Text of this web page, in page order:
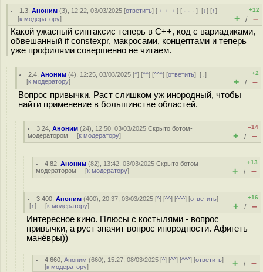
1.3 ,Аноним (3), 12:22, 03/03/2025 [ответить] [ ﹢﹢﹢] [ · · ·][↓] [↑]
[к модератору]
+12
+ / –
Какой ужасный синтаксис теперь в С++, код с вариадиками,
обвешанный if constexpr, макросами, концептами и теперь
уже профилями совершенно не читаем.
2.4 ,Аноним (4), 12:25, 03/03/2025 [^] [^^] [^^^] [ответить][↓]
[к модератору]
+2
+ / –
Вопрос привычки. Раст слишком уж инородный, чтобы
найти применение в большинстве областей.
3.24 ,Аноним (24), 12:50, 03/03/2025Скрыто ботом-
модератором [к модератору]
–14
+ / –
4.82 ,Аноним (82), 13:42, 03/03/2025Скрыто ботом-
модератором [к модератору]
+13
+ / –
3.400 ,Аноним (400), 20:37, 03/03/2025 [^] [^^] [^^^] [ответить]
[↑] [к модератору]
+16
+ / –
Интересное кино. Плюсы с костылями - вопрос
привычки, а руст значит вопрос инородности. Афигеть
манёвры))
4.660 ,Аноним (660), 15:27, 08/03/2025 [^] [^^] [^^^] [ответить]
[к модератору] + / –